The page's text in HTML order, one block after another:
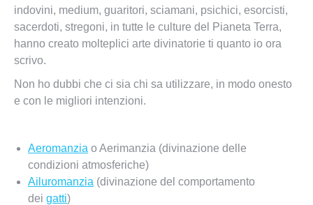
indovini, medium, guaritori, sciamani, psichici, esorcisti,
sacerdoti, stregoni, in tutte le culture del Pianeta Terra,
hanno creato molteplici arte divinatorie ti quanto io ora
scrivo.
Non ho dubbi che ci sia chi sa utilizzare, in modo onesto
e con le migliori intenzioni.
Aeromanzia o Aerimanzia (divinazione delle
condizioni atmosferiche)
Ailuromanzia (divinazione del comportamento
dei gatti)